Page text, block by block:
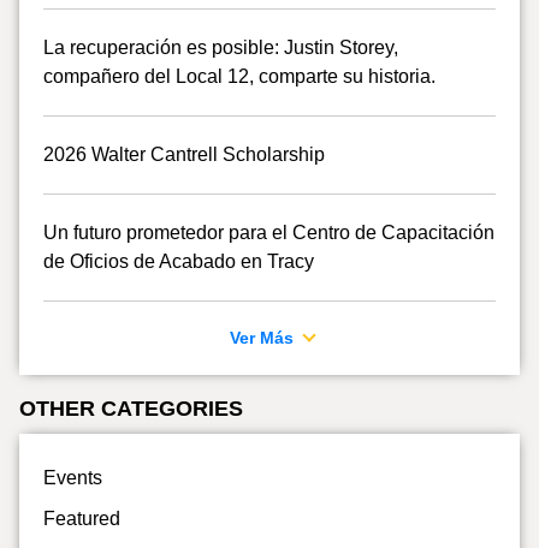
La recuperación es posible: Justin Storey,
compañero del Local 12, comparte su historia.
2026 Walter Cantrell Scholarship
Un futuro prometedor para el Centro de Capacitación
de Oficios de Acabado en Tracy
Ver Más
OTHER CATEGORIES
Events
Featured